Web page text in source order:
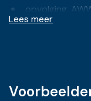
opvolging,
(nieuwe)
Lees meer